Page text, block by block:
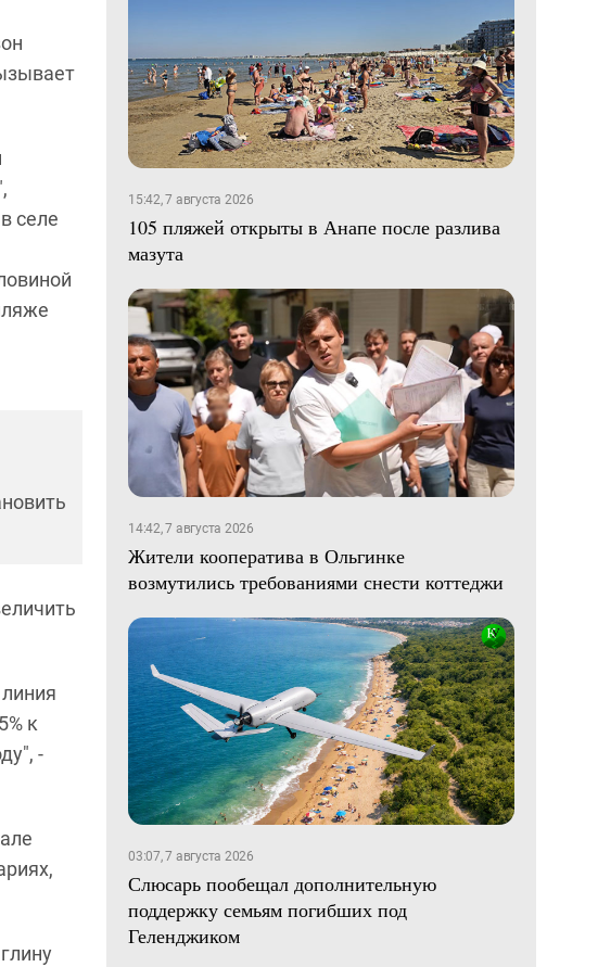
селе
к
-
15:42, 7 августа 2026
105 пляжей открыты в Анапе после разлива
мазута
14:42, 7 августа 2026
Жители кооператива в Ольгинке
возмутились требованиями снести коттеджи
03:07, 7 августа 2026
Слюсарь пообещал дополнительную
поддержку семьям погибших под
Геленджиком